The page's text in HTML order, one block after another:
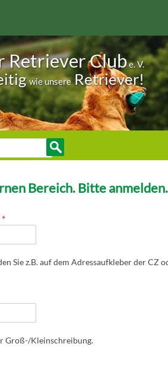
Retriever Clube. V.
wie unsereRetriever!
Bereich. Bitte anmelden.
*
Sie z.B. auf dem Adressaufkleber der CZ
Groß-/Kleinschreibung.